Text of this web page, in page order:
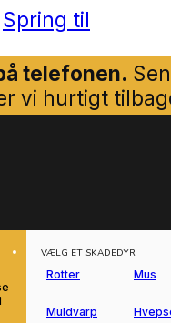
Spring til
telefonen.
vi hurtigt
VÆLG ET SKADEDYR
Rotter Mus
Muldvarp